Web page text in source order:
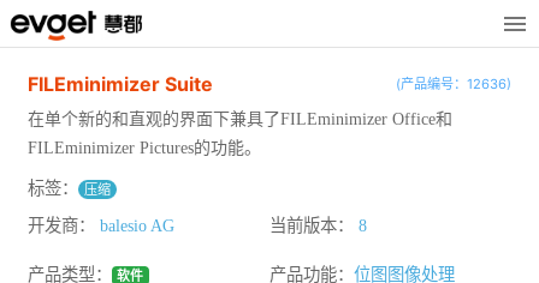
FILEminimizer Suite (产品编号：12636)
在单个新的和直观的界面下兼具了FILEminimizer Office和
FILEminimizer Pictures的功能。
标签： 压缩
开发商： balesio AG 当前版本： 8
产品类型： 软件 产品功能： 位图图像处理